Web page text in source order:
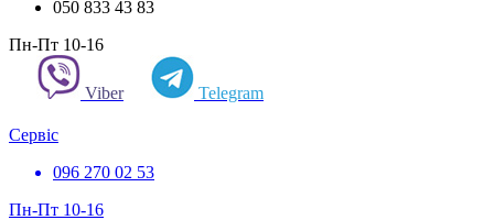
050 833 43 83
Пн-Пт 10-16
Viber Telegram
Сервіс
096 270 02 53
Пн-Пт 10-16